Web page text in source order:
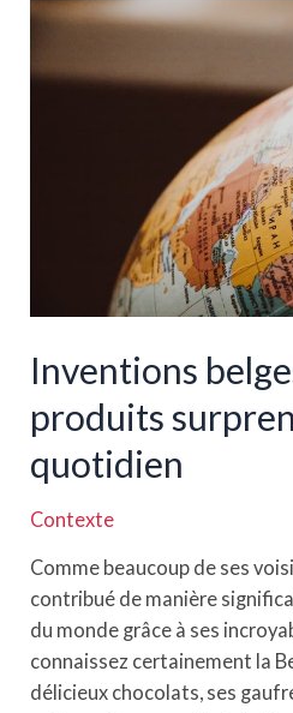
aéroports
Belgique
Inventions
produits
quotidien
Contexte
Comme beaucoup de ses
contribué de manière
du monde grâce à ses
connaissez certainement la
délicieux chocolats, ses